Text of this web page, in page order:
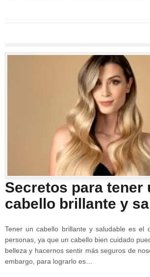
Secretos para tener
cabello brillante y
Tener un cabello brillante y saludable es el
personas, ya que un cabello bien cuidado
belleza y hacernos sentir más seguros de
embargo, para lograrlo es…